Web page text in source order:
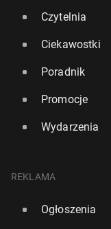
Czytelnia
Ciekawostki
Poradnik
Promocje
Wydarzenia
REKLAMA
Ogłoszenia